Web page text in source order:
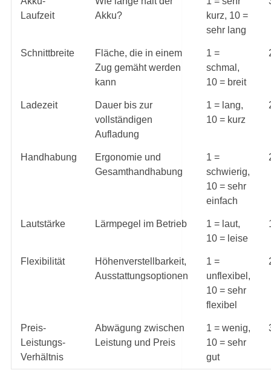
Laufzeit
Akku?
kurz, 10 =
sehr lang
Schnittbreite
Fläche, die in einem
Zug gemäht werden
kann
1 =
schmal,
10 = breit
Ladezeit
Dauer bis zur
vollständigen
Aufladung
1 = lang,
10 = kurz
Handhabung
Ergonomie und
Gesamthandhabung
1 =
schwierig,
10 = sehr
einfach
Lautstärke Lärmpegel im Betrieb
1 = laut,
10 = leise
Flexibilität
Höhenverstellbarkeit,
Ausstattungsoptionen
1 =
unflexibel,
10 = sehr
flexibel
Preis-
Leistungs-
Verhältnis
Abwägung zwischen
Leistung und Preis
1 = wenig,
10 = sehr
gut